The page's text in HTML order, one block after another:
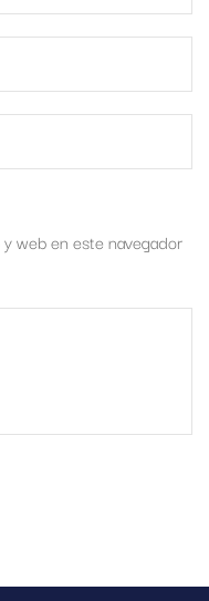
web en este navegador